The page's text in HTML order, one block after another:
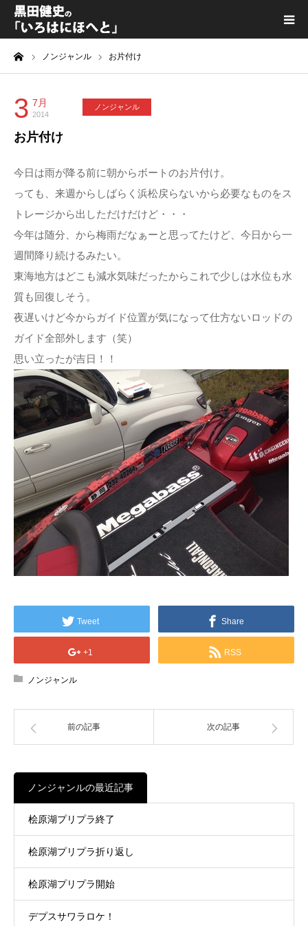
ノンジャンル お片付け
3 7月
2014
ノンジャンル
お片付け
今日は雨が降る前に朝からボートのお片付け。
っても、来週からしばらく浜松戻らないから必要なものをス
トレージから出しただけだけど・・・
今年は随分、から梅雨だなぁーと思ってたけど、今日から一
週間降り続けるみたい。
東海地方はどこも減水気味だったからこれで少しは水位も水
質も回復しそう。
夜遅いけど今からガイド位置が気になって仕方ないロッドの
ガイド全部外します（笑）
思い立ったが吉日！！
Tweet Share
+1 RSS
ノンジャンル
前の記事 次の記事
ノンジャンルの最近記事
桧原湖プリプラ終了
桧原湖プリプラ折り返し
桧原湖プリプラ開始
デプスサワラロケ！
黒田健史プロフィール
カテゴリ一覧
喫茶KURODA
YouTube｜Kuro channel
メディア出演
プライバシーポリシー